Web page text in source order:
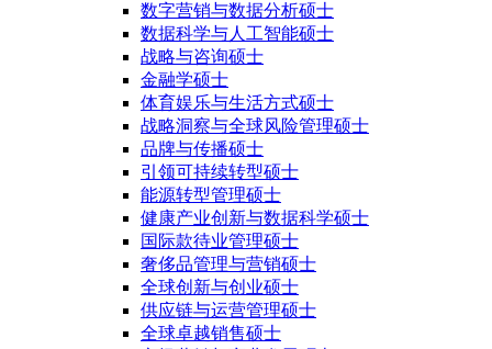
数字营销与数据分析硕士
数据科学与人工智能硕士
战略与咨询硕士
金融学硕士
体育娱乐与生活方式硕士
战略洞察与全球风险管理硕士
品牌与传播硕士
引领可持续转型硕士
能源转型管理硕士
健康产业创新与数据科学硕士
国际款待业管理硕士
奢侈品管理与营销硕士
全球创新与创业硕士
供应链与运营管理硕士
全球卓越销售硕士